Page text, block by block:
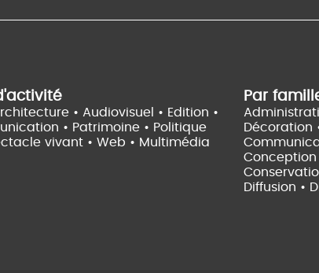
• Audiovisuel • Edition •
• Patrimoine • Politique
vivant • Web • Multimédia
Par
Décoration
Conception
Diffusion •